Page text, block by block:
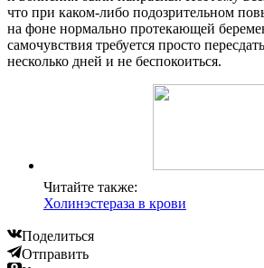
что при каком-либо подозрительном
на фоне нормально протекающей
самочувствия требуется просто
несколько дней и не беспокоиться.
Читайте также:
Холинэстераза в крови
Поделиться
Отправить